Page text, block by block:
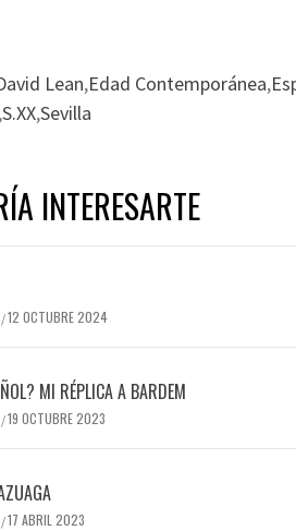
Lean,Edad Contemporánea,
,S.XX,Sevilla
INTERESARTE
/12 OCTUBRE 2024
MI RÉPLICA A BARDEM
/19 OCTUBRE 2023
/17 ABRIL 2023